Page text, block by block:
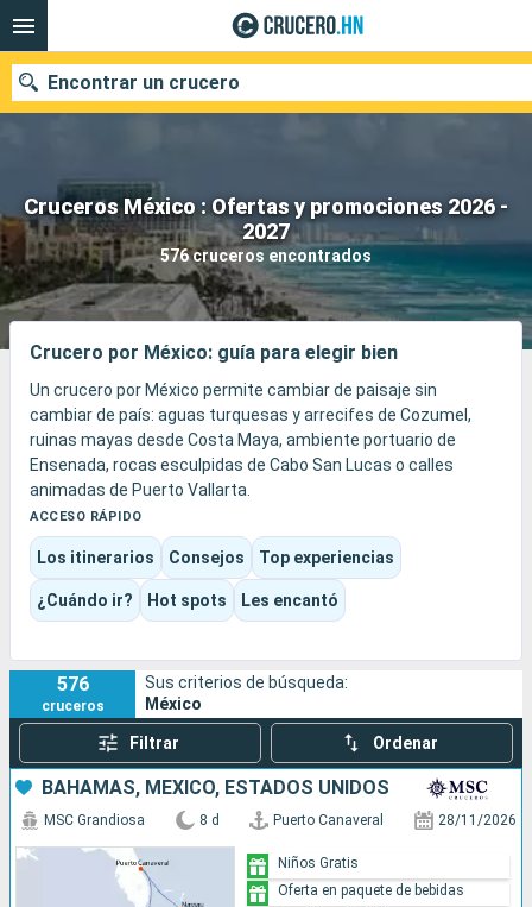
Cruceros México : Ofertas y promociones 2026 -
2027
576 cruceros encontrados
Encontrar un crucero
Nuestros destinos
Fecha de salida
Puertos Compañías
Buscar
Crucero por México: guía para elegir bien
Un crucero por México permite cambiar de paisaje sin
cambiar de país: aguas turquesas y arrecifes de Cozumel,
ruinas mayas desde Costa Maya, ambiente portuario de
Ensenada, rocas esculpidas de Cabo San Lucas o calles
animadas de Puerto Vallarta.
El viaje alterna playas, esnórquel, tacos de pescado, antiguas
ciudades, puertos deportivos, mercados y grandes paisajes
del Pacífico. Según el itinerario elegido, la experiencia puede
ser muy caribeña, más cultural en Yucatán o centrarse
plenamente en la Riviera mexicana y Baja California.
ACCESO RÁPIDO
Los itinerarios Consejos Top experiencias
¿Cuándo ir? Hot spots Les encantó
576
cruceros
Sus criterios de búsqueda:
México
Filtrar Ordenar
BAHAMAS, MÉXICO, ESTADOS UNIDOS
MSC Grandiosa 8 d Puerto Canaveral 28/11/2026
Niños Gratis
Oferta en paquete de bebidas